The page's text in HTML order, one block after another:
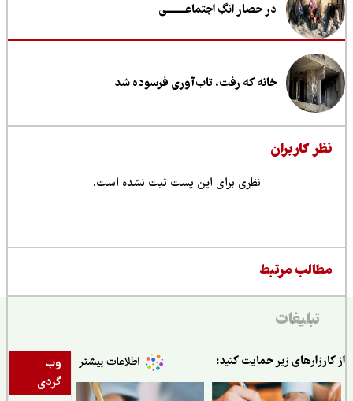
در حصار انگِ اجتماعــــــــی
خانه که رفت، تاب‌آوری فرسوده شد
کاربران
نظری برای این پست ثبت نشده است.
مرتبط
تبلیغات
وب
گردی
زیر حمایت کنید: